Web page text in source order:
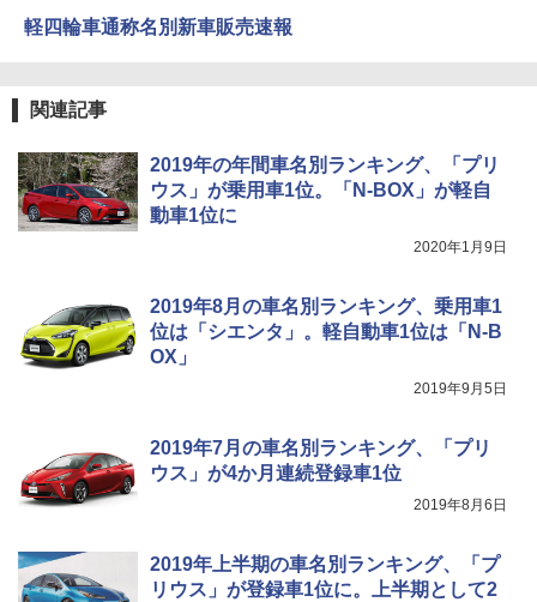
軽四輪車通称名別新車販売速報
関連記事
2019年の年間車名別ランキング、「プリ
ウス」が乗用車1位。「N-BOX」が軽自
動車1位に
2020年1月9日
2019年8月の車名別ランキング、乗用車1
位は「シエンタ」。軽自動車1位は「N-B
OX」
2019年9月5日
2019年7月の車名別ランキング、「プリ
ウス」が4か月連続登録車1位
2019年8月6日
2019年上半期の車名別ランキング、「プ
リウス」が登録車1位に。上半期として2